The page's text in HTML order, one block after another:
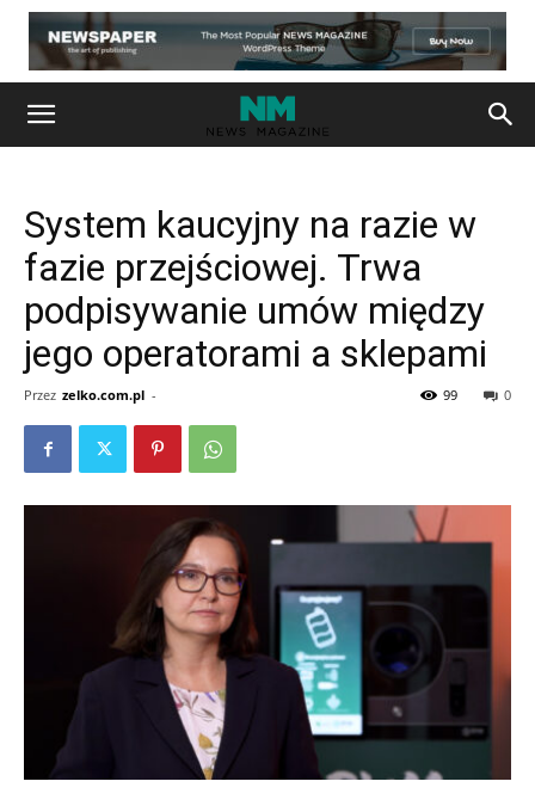
System kaucyjny na razie w
fazie przejściowej. Trwa
podpisywanie umów między
jego operatorami a sklepami
Przez zelko.com.pl - 0
99